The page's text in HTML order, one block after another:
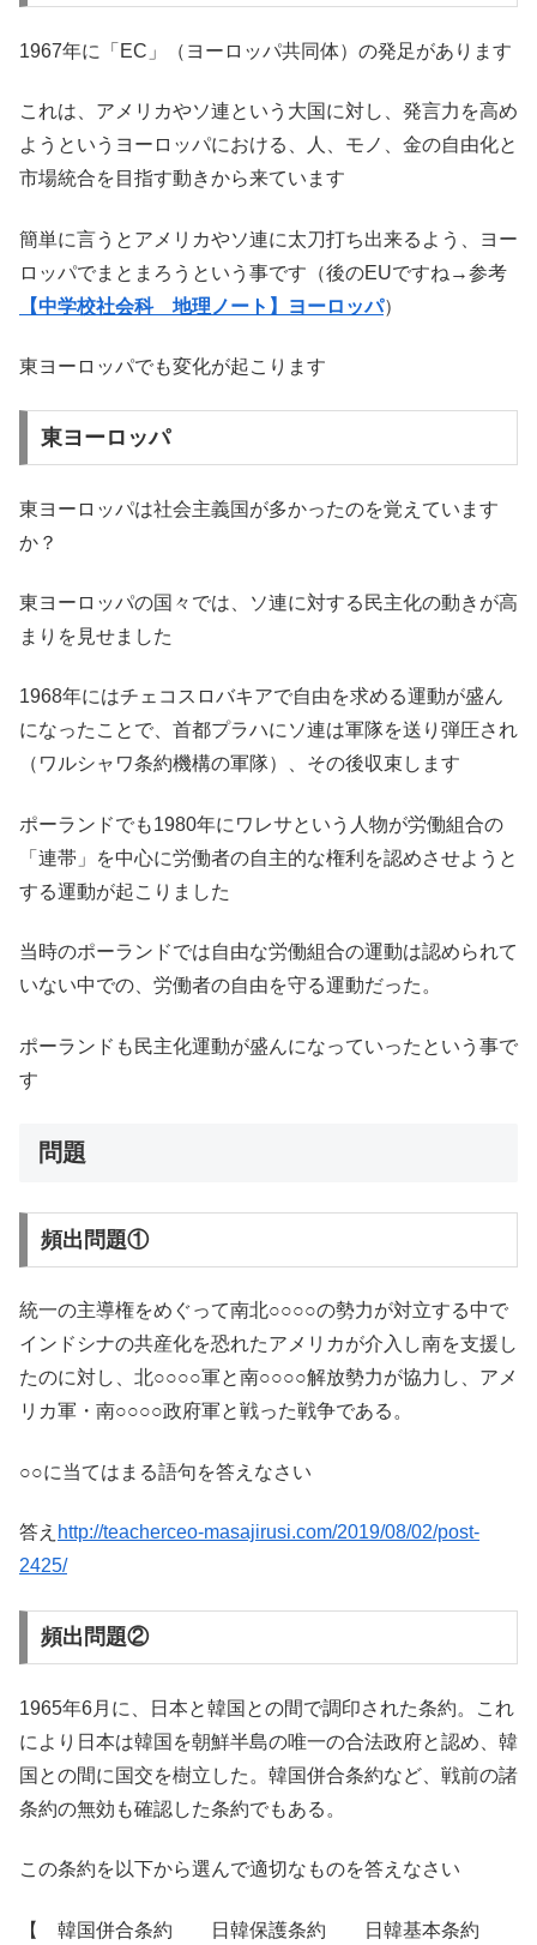
1967年に「EC」（ヨーロッパ共同体）の発足があります
これは、アメリカやソ連という大国に対し、発言力を高め
ようというヨーロッパにおける、人、モノ、金の自由化と
市場統合を目指す動きから来ています
簡単に言うとアメリカやソ連に太刀打ち出来るよう、ヨー
ロッパでまとまろうという事です（後のEUですね→参考
【中学校社会科 地理ノート】ヨーロッパ）
東ヨーロッパでも変化が起こります
東ヨーロッパ
東ヨーロッパは社会主義国が多かったのを覚えています
か？
東ヨーロッパの国々では、ソ連に対する民主化の動きが高
まりを見せました
1968年にはチェコスロバキアで自由を求める運動が盛ん
になったことで、首都プラハにソ連は軍隊を送り弾圧され
（ワルシャワ条約機構の軍隊）、その後収束します
ポーランドでも1980年にワレサという人物が労働組合の
「連帯」を中心に労働者の自主的な権利を認めさせようと
する運動が起こりました
当時のポーランドでは自由な労働組合の運動は認められて
いない中での、労働者の自由を守る運動だった。
ポーランドも民主化運動が盛んになっていったという事で
す
問題
頻出問題①
統一の主導権をめぐって南北○○○○の勢力が対立する中で
インドシナの共産化を恐れたアメリカが介入し南を支援し
たのに対し、北○○○○軍と南○○○○解放勢力が協力し、アメ
リカ軍・南○○○○政府軍と戦った戦争である。
○○に当てはまる語句を答えなさい
答え http://teacherceo-masajirusi.com/2019/08/02/post-
2425/
頻出問題②
1965年6月に、日本と韓国との間で調印された条約。これ
により日本は韓国を朝鮮半島の唯一の合法政府と認め、韓
国との間に国交を樹立した。韓国併合条約など、戦前の諸
条約の無効も確認した条約でもある。
この条約を以下から選んで適切なものを答えなさい
【 韓国併合条約 日韓保護条約 日韓基本条約